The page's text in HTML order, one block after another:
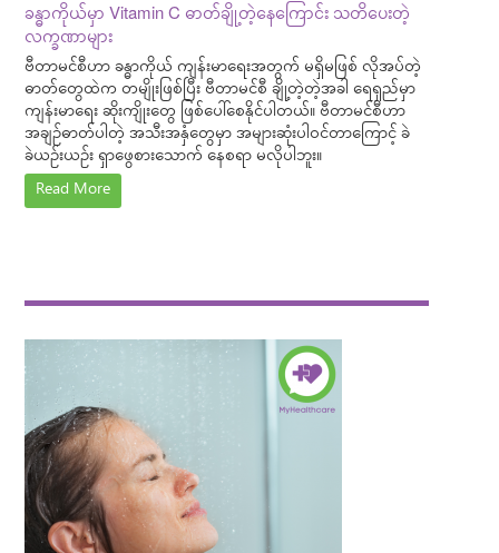
ခန္ဓာကိုယ်မှာ Vitamin C ဓာတ်ချို့တဲ့နေကြောင်း သတိပေးတဲ့
လက္ခဏာများ
ဗီတာမင်စီဟာ ခန္ဓာကိုယ် ကျန်းမာရေးအတွက် မရှိမဖြစ် လိုအပ်တဲ့
ဓာတ်တွေထဲက တမျိုးဖြစ်ပြီး ဗီတာမင်စီ ချို့တဲ့တဲ့အခါ ရေရှည်မှာ
ကျန်းမာရေး ဆိုးကျိုးတွေ ဖြစ်ပေါ်စေနိုင်ပါတယ်။ ဗီတာမင်စီဟာ
အချဉ်ဓာတ်ပါတဲ့ အသီးအနှံတွေမှာ အများဆုံးပါဝင်တာကြောင့် ခဲ
ခဲယဉ်းယဉ်း ရှာဖွေစားသောက် နေစရာ မလိုပါဘူး။
Read More